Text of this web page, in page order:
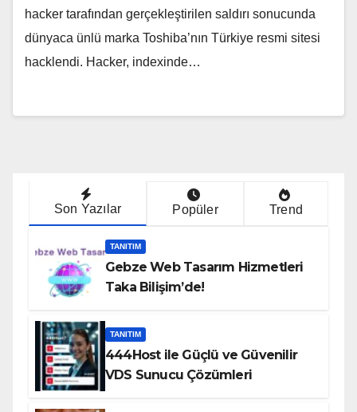
hacker tarafından gerçekleştirilen saldırı sonucunda
dünyaca ünlü marka Toshiba’nın Türkiye resmi sitesi
hacklendi. Hacker, indexinde…
Son Yazılar Popüler Trend
TANITIM
Gebze Web Tasarım Hizmetleri
Taka Bilişim’de!
TANITIM
444Host ile Güçlü ve Güvenilir
VDS Sunucu Çözümleri